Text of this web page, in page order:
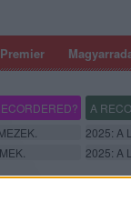
Premier
A
2025: A
2025: A